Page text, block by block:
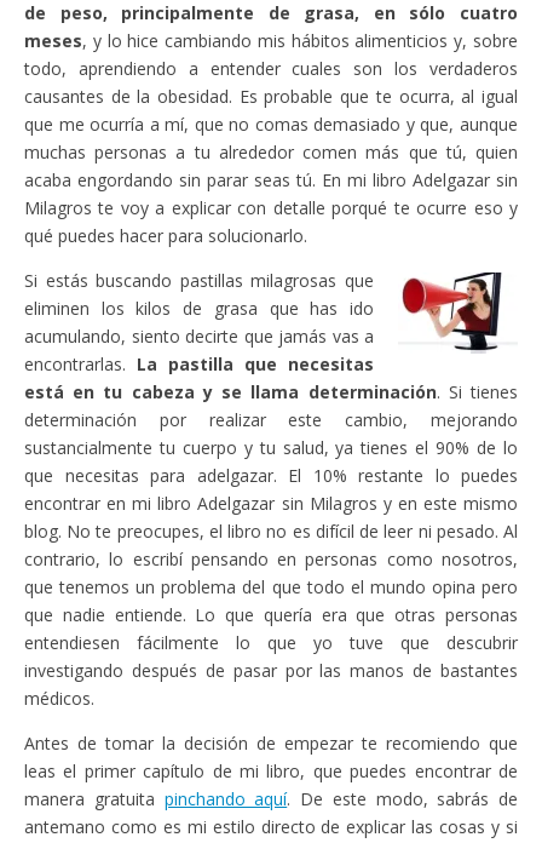
de peso, principalmente de grasa, en sólo cuatro
meses, y lo hice cambiando mis hábitos alimenticios y, sobre
todo, aprendiendo a entender cuales son los verdaderos
causantes de la obesidad. Es probable que te ocurra, al igual
que me ocurría a mí, que no comas demasiado y que, aunque
muchas personas a tu alrededor comen más que tú, quien
acaba engordando sin parar seas tú. En mi libro Adelgazar sin
Milagros te voy a explicar con detalle porqué te ocurre eso y
qué puedes hacer para solucionarlo.
Si estás buscando pastillas milagrosas que
eliminen los kilos de grasa que has ido
acumulando, siento decirte que jamás vas a
encontrarlas. La pastilla que necesitas
está en tu cabeza y se llama determinación. Si tienes
determinación por realizar este cambio, mejorando
sustancialmente tu cuerpo y tu salud, ya tienes el 90% de lo
que necesitas para adelgazar. El 10% restante lo puedes
encontrar en mi libro Adelgazar sin Milagros y en este mismo
blog. No te preocupes, el libro no es difícil de leer ni pesado. Al
contrario, lo escribí pensando en personas como nosotros,
que tenemos un problema del que todo el mundo opina pero
que nadie entiende. Lo que quería era que otras personas
entendiesen fácilmente lo que yo tuve que descubrir
investigando después de pasar por las manos de bastantes
médicos.
Antes de tomar la decisión de empezar te recomiendo que
leas el primer capítulo de mi libro, que puedes encontrar de
manera gratuita pinchando aquí. De este modo, sabrás de
antemano como es mi estilo directo de explicar las cosas y si